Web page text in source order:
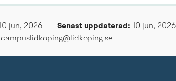
10 jun, 2026 Senast uppdaterad: 10 jun, 2026
campuslidkoping@lidkoping.se